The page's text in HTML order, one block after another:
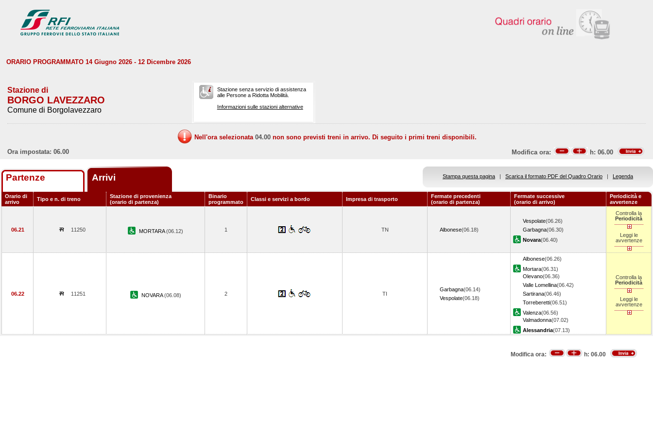
ORARIO PROGRAMMATO 14 Giugno 2026 - 12 Dicembre 2026
Stazione di
BORGO LAVEZZARO
Comune di Borgolavezzaro
Stazione senza servizio di assistenza
alle Persone a Ridotta Mobilità.
Informazioni sulle stazioni alternative
Nell'ora selezionata 04.00 non sono previsti treni in arrivo. Di seguito i primi treni disponibili.
Ora impostata: 06.00
Modifica ora: h: 06.00
Partenze Arrivi Stampa questa pagina | Scarica il formato PDF del Quadro Orario | Legenda
Orario di
arrivo
Tipo e n. di treno
Stazione di provenienza
(orario di partenza)
Binario
programmato
Classi e servizi a bordo Impresa di trasporto
Fermate precedenti
(orario di partenza)
Fermate successive
(orario di arrivo)
Periodicità e
avvertenze
06.21 11250 MORTARA(06.12) 1 TN Albonese(06.18)
Vespolate(06.26)
Garbagna(06.30)
Novara(06.40)
Controlla la
Periodicità
Leggi le
avvertenze
06.22 11251 NOVARA(06.08) 2 TI
Garbagna(06.14)
Vespolate(06.18)
Albonese(06.26)
Mortara(06.31)
Olevano(06.36)
Valle Lomellina(06.42)
Sartirana(06.46)
Torreberetti(06.51)
Valenza(06.56)
Valmadonna(07.02)
Alessandria(07.13)
Controlla la
Periodicità
Leggi le
avvertenze
Modifica ora: h: 06.00